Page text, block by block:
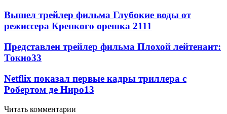
Вышел трейлер фильма Глубокие воды от
режиссера Крепкого орешка 2111
Представлен трейлер фильма Плохой лейтенант:
Токио33
Netflix показал первые кадры триллера с
Робертом де Ниро13
Читать комментарии